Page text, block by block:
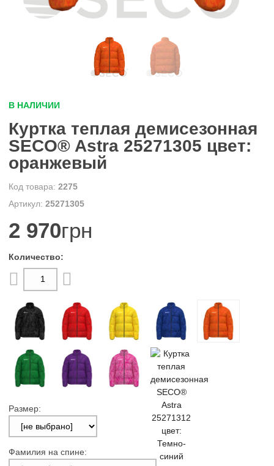
В НАЛИЧИИ
Куртка теплая демисезонная
SECO® Astra 25271305 цвет:
оранжевый
2275
25271305
2 970грн
Размер:
Фамилия на спине: